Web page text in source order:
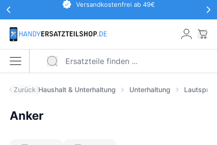
Zum Hauptinhalt springen
Werbeaktionen KopfzeileVersandkostenfrei ab 49€
Menü öffnen
Zurück Haushalt & Unterhaltung Unterhaltung
Anker